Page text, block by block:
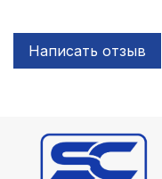
Написать отзыв